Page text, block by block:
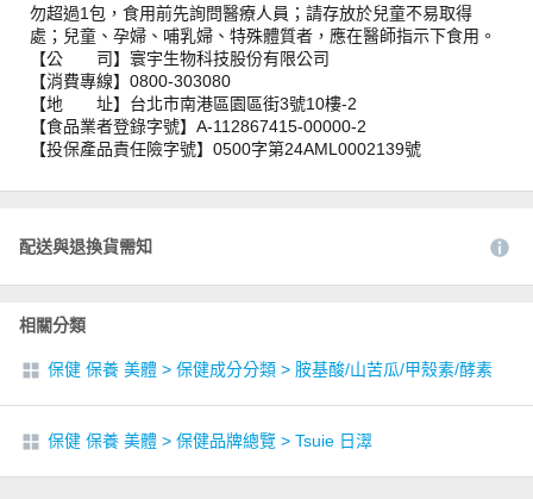
勿超過1包，食用前先詢問醫療人員；請存放於兒童不易取得
處；兒童、孕婦、哺乳婦、特殊體質者，應在醫師指示下食用。
【公 司】寰宇生物科技股份有限公司
【消費專線】0800-303080
【地 址】台北市南港區園區街3號10樓-2
【食品業者登錄字號】A-112867415-00000-2
【投保產品責任險字號】0500字第24AML0002139號
配送與退換貨需知
相關分類
保健 保養 美體 > 保健成分分類 > 胺基酸/山苦瓜/甲殼素/酵素
保健 保養 美體 > 保健品牌總覽 > Tsuie 日濢